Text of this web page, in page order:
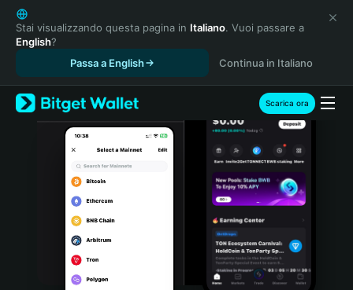
English
日本語
Tiếng Việt
Español (Latinoamérica)
Türkçe
Italiano
Português (Portugal)
Bahasa Indonesia
Stai visualizzando questa pagina in Italiano. Vuoi passare a
English?
Passa a English
Continua in Italiano
Scarica ora